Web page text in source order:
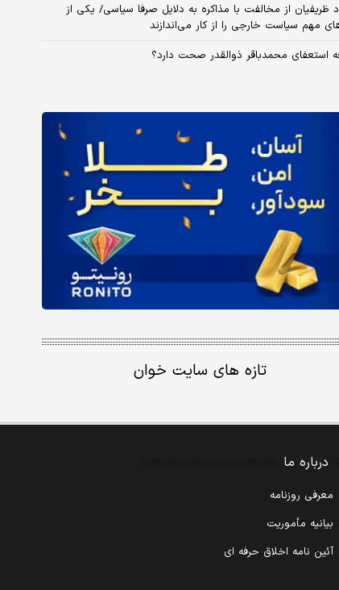
ظریفیان از مخالفت با مذاکره به دلایل صرفا سیاسی/ یکی از
مهم سیاست خارجی را از کار می‌اندازند
استعفای محمدباقر ذوالقدر صحت دارد؟
تازه های سایت خوان
درباره ما
معرفی روزنامه
بیانیه مأموریت
آئین نامه اخلاق حرفه ای